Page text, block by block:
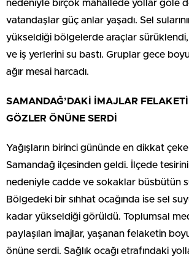
nedeniyle birçok mahallede yollar göle
vatandaşlar güç anlar yaşadı. Sel
yükseldiği bölgelerde araçlar sürüklendi,
ve iş yerlerini su bastı. Gruplar gece
ağır mesai harcadı.
SAMANDAĞ’DAKİ İMAJLAR
GÖZLER ÖNÜNE SERDİ
Yağışların birinci gününde en dikkat
Samandağ ilçesinden geldi. İlçede tesirini
nedeniyle cadde ve sokaklar büsbütün
Bölgedeki bir sıhhat ocağında ise sel
kadar yükseldiği görüldü. Toplumsal
paylaşılan imajlar, yaşanan felaketin
önüne serdi. Sağlık ocağı etrafındaki